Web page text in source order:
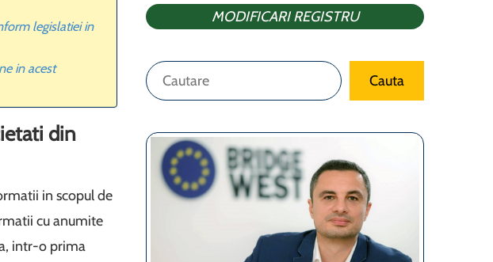
legislatiei in
in acest
din
in scopul de
cu anumite
intr-o prima
MODIFICARI REGISTRU
Caută Cauta